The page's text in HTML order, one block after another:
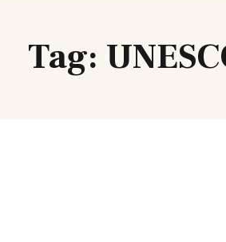
Tag: